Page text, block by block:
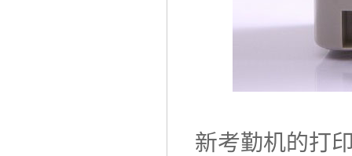
新考勤机的打